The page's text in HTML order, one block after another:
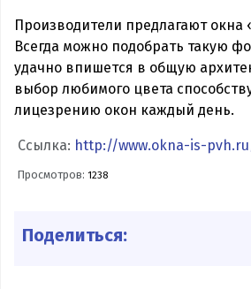
Производители предлагают окна
Всегда можно подобрать такую
удачно впишется в общую
выбор любимого цвета
лицезрению окон каждый день.
Ссылка: http://www.okna-is-
Просмотров:1238
Поделиться: